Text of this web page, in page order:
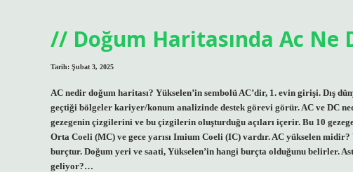
Doğum Haritasında Ac Ne
Tarih: Şubat 3, 2025
AC nedir doğum haritası? Yükselen’in sembolü AC’dir, 1. evin girişi. Dış
geçtiği bölgeler kariyer/konum analizinde destek görevi görür. AC ve DC
gezegenin çizgilerini ve bu çizgilerin oluşturduğu açıları içerir. Bu 10
Orta Coeli (MC) ve gece yarısı Imium Coeli (IC) vardır. AC yükselen
burçtur. Doğum yeri ve saati, Yükselen’in hangi burçta olduğunu belirler.
geliyor?…